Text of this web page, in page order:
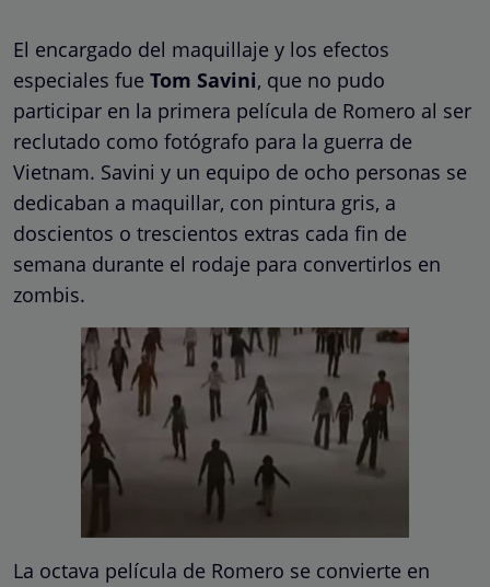
El encargado del maquillaje y los efectos
especiales fue Tom Savini, que no pudo
participar en la primera película de Romero al ser
reclutado como fotógrafo para la guerra de
Vietnam. Savini y un equipo de ocho personas se
dedicaban a maquillar, con pintura gris, a
doscientos o trescientos extras cada fin de
semana durante el rodaje para convertirlos en
zombis.
La octava película de Romero se convierte en